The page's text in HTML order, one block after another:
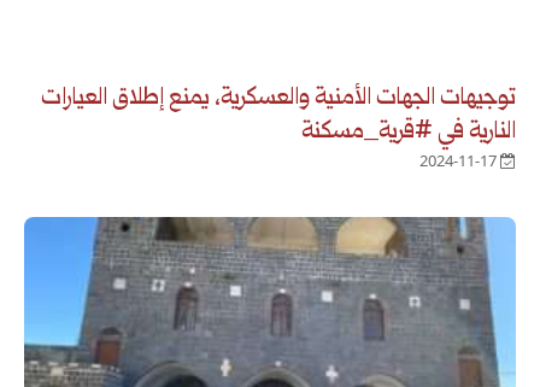
توجيهات الجهات الأمنية والعسكرية، يمنع إطلاق العيارات
النارية في #قرية_مسكنة
2024-11-17